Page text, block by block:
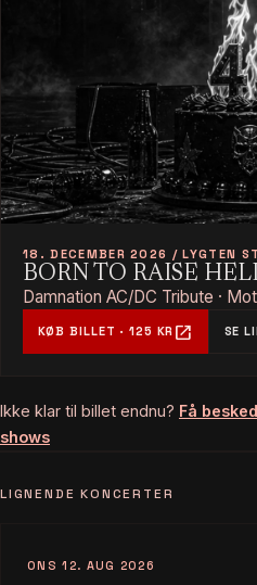
18. DECEMBER 2026 / LYGTEN
BORN TO RAISE
Damnation AC/DC Tribute ·
KØB BILLET · 125 KR open_in_new SE
Ikke klar til billet endnu? Få
shows
LIGNENDE KONCERTER
ONS 12. AUG 2026